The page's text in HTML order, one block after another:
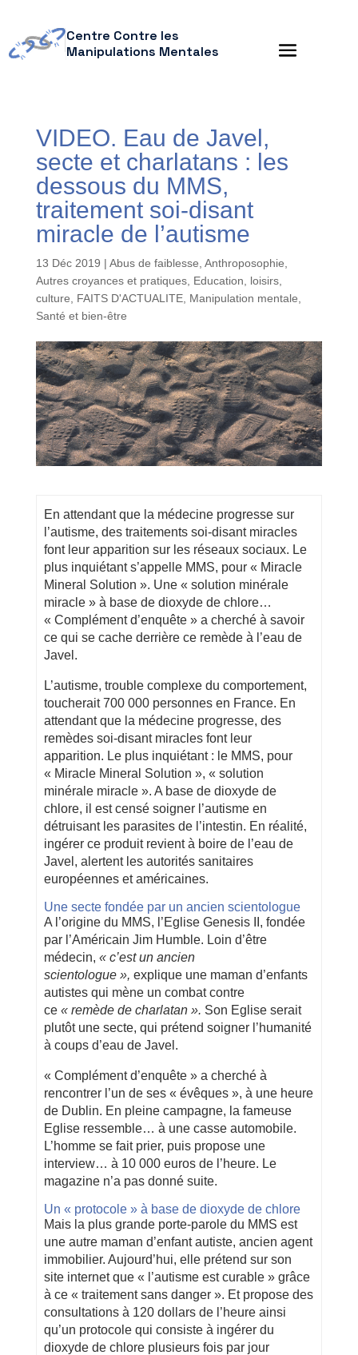
Centre Contre les
Manipulations Mentales
VIDEO. Eau de Javel,
secte et charlatans : les
dessous du MMS,
traitement soi-disant
miracle de l’autisme
13 Déc 2019 | Abus de faiblesse Anthroposophie
Autres croyances et pratiques, Education, loisirs,
culture
FAITS D'ACTUALITE, Manipulation mentale
Santé et bien-être
En attendant que la médecine progresse sur
l’autisme, des traitements soi-disant miracles
font leur apparition sur les réseaux sociaux. Le
plus inquiétant s’appelle MMS, pour « Miracle
Mineral Solution ». Une « solution minérale
miracle » à base de dioxyde de chlore…
« Complément d’enquête » a cherché à savoir
ce qui se cache derrière ce remède à l’eau de
Javel.
L’autisme, trouble complexe du comportement,
toucherait 700 000 personnes en France. En
attendant que la médecine progresse, des
remèdes soi-disant miracles font leur
apparition. Le plus inquiétant : le MMS, pour
« Miracle Mineral Solution », « solution
minérale miracle ». A base de dioxyde de
chlore, il est censé soigner l’autisme en
détruisant les parasites de l’intestin. En réalité,
ingérer ce produit revient à boire de l’eau de
Javel, alertent les autorités sanitaires
européennes et américaines.
Une secte fondée par un ancien scientologue
A l’origine du MMS, l’Eglise Genesis II, fondée
par l’Américain Jim Humble. Loin d’être
médecin,« c’est un ancien
scientologue », explique une maman d’enfants
autistes qui mène un combat contre
ce« remède de charlatan ». Son Eglise serait
plutôt une secte, qui prétend soigner l’humanité
à coups d’eau de Javel.
« Complément d’enquête » a cherché à
rencontrer l’un de ses « évêques », à une heure
de Dublin. En pleine campagne, la fameuse
Eglise ressemble… à une casse automobile.
L’homme se fait prier, puis propose une
interview… à 10 000 euros de l’heure. Le
magazine n’a pas donné suite.
Un « protocole » à base de dioxyde de chlore
Mais la plus grande porte-parole du MMS est
une autre maman d’enfant autiste, ancien agent
immobilier. Aujourd’hui, elle prétend sur son
site internet que « l’autisme est curable » grâce
à ce « traitement sans danger ». Et propose des
consultations à 120 dollars de l’heure ainsi
qu’un protocole qui consiste à ingérer du
dioxyde de chlore plusieurs fois par jour